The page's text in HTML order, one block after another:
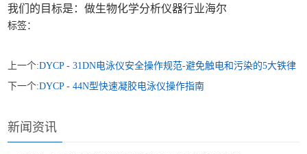
我们的目标是：做生物化学分析仪器行业海尔
标签：
上一个:DYCP - 31DN电泳仪安全操作规范-避免触电和污染的5大铁律
下一个:DYCP - 44N型快速凝胶电泳仪操作指南
新闻资讯